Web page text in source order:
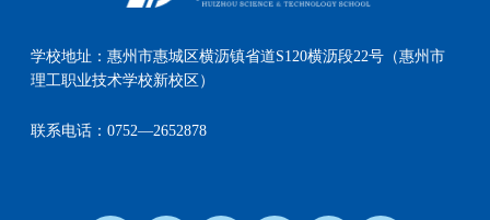
学校地址：惠州市惠城区横沥镇省道S120横沥段22号（惠州市
理工职业技术学校新校区）
联系电话：0752—2652878